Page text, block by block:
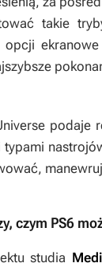
takie
opcji
podaje
czym PS6
studia